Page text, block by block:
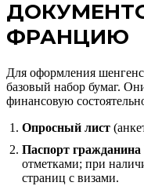
ФРАНЦИЮ
Для оформления
базовый набор бумаг.
финансовую
Опросный лист
Паспорт
отметками; при
страниц с визами.